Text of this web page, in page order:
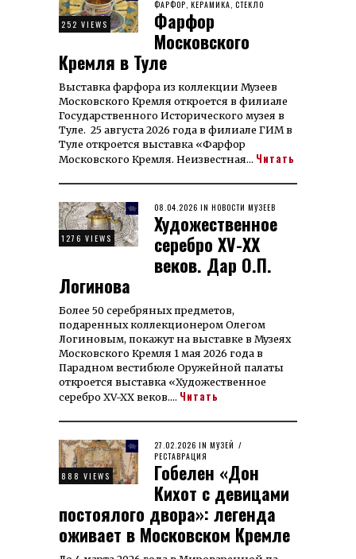
252 VIEWS
ON
ФАРФОР, КЕРАМИКА, СТЕКЛО
Фарфор
Московского
Кремля в Туле
Выставка фар­фора из кол­лек­ции Музеев
Мос­ков­ского Кремля от­кроется в филиале
Госу­дар­ствен­ного Исто­рического музея в
Туле. 25 августа 2026 года в филиале ГИМ в
Туле откроется выставка «Фарфор
Московского Кремля. Неизвестная… Читать
1276 VIEWS
POSTED
ON
08.04.2026 08.04.2026
IN НОВОСТИ МУЗЕЕВ
Художественное
серебро XV-XX
веков. Дар О.П.
Логинова
Более 50 серебряных предметов,
подаренных коллекционером Олегом
Логиновым, покажут на выставке в Музеях
Московского Кремля 1 мая 2026 года в
Парадном вестибюле Оружейной палаты
откроется выставка «Художественное
серебро XV-XX веков.… Читать
888 VIEWS
POSTED
ON
27.02.2026 27.02.2026
IN МУЗЕЙ /
РЕСТАВРАЦИЯ
Гобелен «Дон
Кихот с девицами
постоялого двора»: легенда
оживает в Московском Кремле